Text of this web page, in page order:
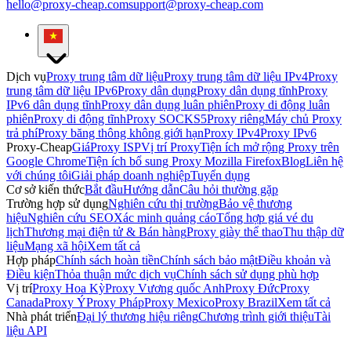
hello@proxy-cheap.comsupport@proxy-cheap.com
Dịch vụProxy trung tâm dữ liệuProxy trung tâm dữ liệu IPv4Proxy
trung tâm dữ liệu IPv6Proxy dân dụngProxy dân dụng tĩnhProxy
IPv6 dân dụng tĩnhProxy dân dụng luân phiênProxy di động luân
phiênProxy di động tĩnhProxy SOCKS5Proxy riêngMáy chủ Proxy
trả phíProxy băng thông không giới hạnProxy IPv4Proxy IPv6
Proxy-CheapGiáProxy ISPVị trí ProxyTiện ích mở rộng Proxy trên
Google ChromeTiện ích bổ sung Proxy Mozilla FirefoxBlogLiên hệ
với chúng tôiGiải pháp doanh nghiệpTuyển dụng
Cơ sở kiến thứcBắt đầuHướng dẫnCâu hỏi thường gặp
Trường hợp sử dụngNghiên cứu thị trườngBảo vệ thương
hiệuNghiên cứu SEOXác minh quảng cáoTổng hợp giá vé du
lịchThương mại điện tử & Bán hàngProxy giày thể thaoThu thập dữ
liệuMạng xã hộiXem tất cả
Hợp phápChính sách hoàn tiềnChính sách bảo mậtĐiều khoản và
Điều kiệnThỏa thuận mức dịch vụChính sách sử dụng phù hợp
Vị tríProxy Hoa KỳProxy Vương quốc AnhProxy ĐứcProxy
CanadaProxy ÝProxy PhápProxy MexicoProxy BrazilXem tất cả
Nhà phát triểnĐại lý thương hiệu riêngChương trình giới thiệuTài
liệu API